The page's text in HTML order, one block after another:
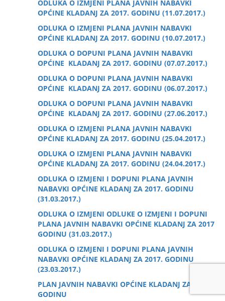
ODLUKA O IZMJENI PLANA JAVNIH NABAVKI
OPĆINE KLADANJ ZA 2017. GODINU (11.07.2017.)
ODLUKA O IZMJENI PLANA JAVNIH NABAVKI
OPĆINE KLADANJ ZA 2017. GODINU (10.07.2017.)
ODLUKA O DOPUNI PLANA JAVNIH NABAVKI
OPĆINE KLADANJ ZA 2017. GODINU (07.07.2017.)
ODLUKA O DOPUNI PLANA JAVNIH NABAVKI
OPĆINE KLADANJ ZA 2017. GODINU (06.07.2017.)
ODLUKA O DOPUNI PLANA JAVNIH NABAVKI
OPĆINE KLADANJ ZA 2017. GODINU (27.06.2017.)
ODLUKA O IZMJENI PLANA JAVNIH NABAVKI
OPĆINE KLADANJ ZA 2017. GODINU (25.04.2017.)
ODLUKA O IZMJENI PLANA JAVNIH NABAVKI
OPĆINE KLADANJ ZA 2017. GODINU (24.04.2017.)
ODLUKA O IZMJENI I DOPUNI PLANA JAVNIH
NABAVKI OPĆINE KLADANJ ZA 2017. GODINU
(31.03.2017.)
ODLUKA O IZMJENI ODLUKE O IZMJENI I DOPUNI
PLANA JAVNIH NABAVKI OPĆINE KLADANJ ZA 2017
GODINU (31.03.2017.)
ODLUKA O IZMJENI I DOPUNI PLANA JAVNIH
NABAVKI OPĆINE KLADANJ ZA 2017. GODINU
(23.03.2017.)
PLAN JAVNIH NABAVKI OPĆINE KLADANJ ZA 2017.
GODINU